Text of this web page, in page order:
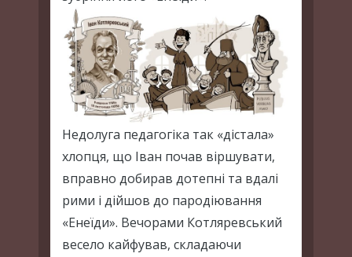
Недолуга педагогіка так «дістала»
хлопця, що Іван почав віршувати,
вправно добирав дотепні та вдалі
рими і дійшов до пародіювання
«Енеїди». Вечорами Котляревський
весело кайфував, складаючи